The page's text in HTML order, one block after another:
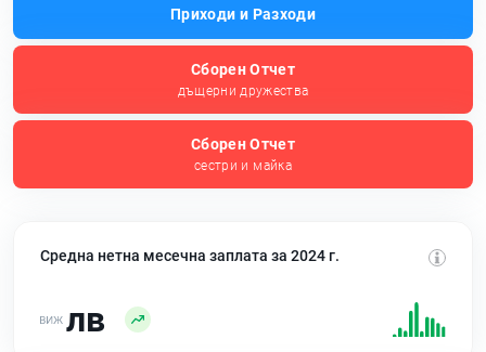
Приходи и Разходи
Сборен Отчет
дъщерни дружества
Сборен Отчет
сестри и майка
Средна нетна месечна заплата за 2024 г.
лв